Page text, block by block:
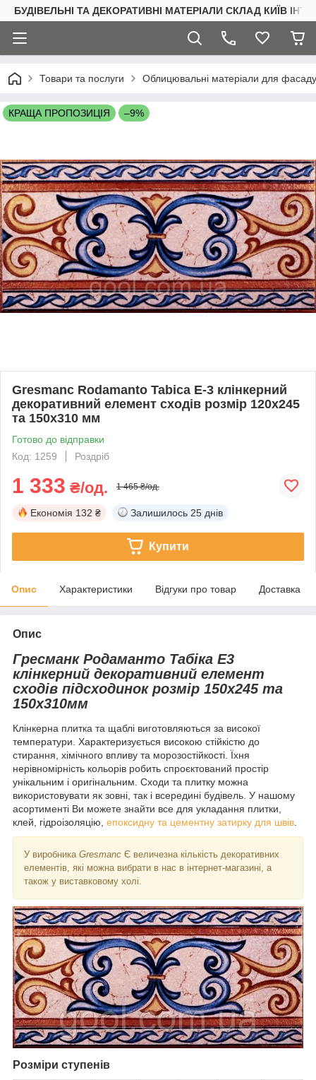
БУДІВЕЛЬНІ ТА ДЕКОРАТИВНІ МАТЕРІАЛИ СКЛАД КИЇВ
Товари та послуги Облицювальні матеріали для фасаду
КРАЩА ПРОПОЗИЦІЯ –9%
Gresmanc Rodamanto Tabica E-3 клінкерний
декоративний елемент сходів розмір 120x245
та 150x310 мм
Готово до відправки
Код: 1259
Роздріб
1 333 ₴/од. 1 465 ₴/од.
Економія 132 ₴ Залишилось 25 днів
Купити
Опис Характеристики Відгуки про товар Доставка
Опис
Гресманк Родаманто Табіка Е3
клінкерний декоративний елемент
сходів підсходинок розмір 150x245 та
150x310мм
Клінкерна плитка та щаблі виготовляються за високої
температури. Характеризується високою стійкістю до
стирання, хімічного впливу та морозостійкості. Їхня
нерівномірність кольорів робить спроєктований простір
унікальним і оригінальним. Сходи та плитку можна
використовувати як зовні, так і всередині будівель. У нашому
асортименті Ви можете знайти все для укладання плитки,
клей, гідроізоляцію, епоксидну та цементну затирку для швів.
У виробника Gresmanc Є величезна кількість декоративних
елементів, які можна вибрати в нас в інтернет-магазині, а
також у виставковому холі.
Розміри ступенів